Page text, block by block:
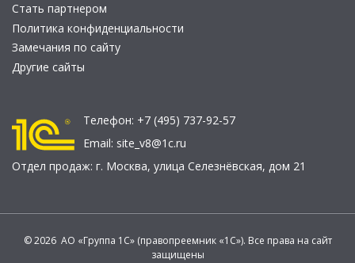
Стать партнером
Политика конфиденциальности
Замечания по сайту
Другие сайты
Телефон: +7 (495) 737-92-57
Email: site_v8@1c.ru
Отдел продаж: г. Москва, улица Селезнёвская, дом 21
© 2026 АО «Группа 1С» (правопреемник «1С»). Все права на сайт
защищены